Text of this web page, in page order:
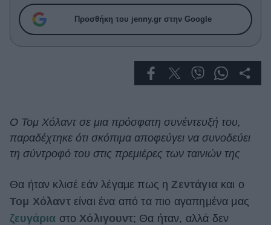
Ζώδια
Green
Αφιερώματα
ΒΟΞ
Προσθήκη του jenny.gr στην Google
O Τομ Χόλαντ σε μια πρόσφατη συνέντευξή του,
παραδέχτηκε ότι σκόπιμα αποφεύγει να συνοδεύει
τη σύντροφό του στις πρεμιέρες των ταινιών της
Θα ήταν κλισέ εάν λέγαμε πως η Ζεντάγιακαι ο
Τομ Χόλαντείναι ένα από τα πιο αγαπημένα μας
ζευγάρια στο Χόλιγουντ; Θα ήταν, αλλά δεν